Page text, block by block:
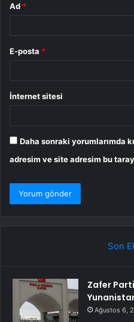
Ad *
E-posta *
İnternet sitesi
Daha sonraki yorumlarımda
adresim ve site adresim bu
Son
Zafer
Ağustos 6,